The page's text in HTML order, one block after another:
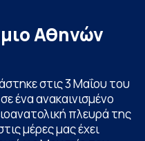
Αθηνών
στις 3 Μαΐου του
ένα ανακαινισμένο
πλευρά της
μέρες μας έχει